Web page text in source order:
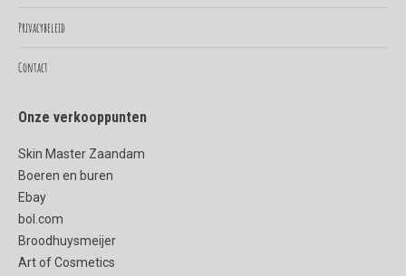
Privacybeleid
Contact
Onze verkooppunten
Skin Master Zaandam
Boeren en buren
Ebay
bol.com
Broodhuysmeijer
Art of Cosmetics